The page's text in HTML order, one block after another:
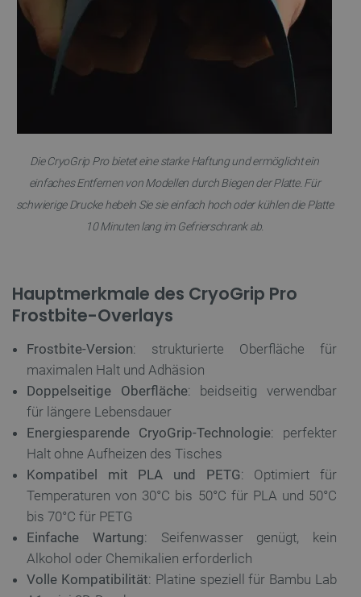
Die CryoGrip Pro bietet eine starke Haftung und ermöglicht ein
einfaches Entfernen von Modellen durch Biegen der Platte. Für
schwierige Drucke hebeln Sie sie einfach hoch oder kühlen die Platte
10 Minuten lang im Gefrierschrank ab.
Hauptmerkmale des CryoGrip Pro
Frostbite-Overlays
Frostbite-Version: strukturierte Oberfläche für
maximalen Halt und Adhäsion
Doppelseitige Oberfläche: beidseitig verwendbar
für längere Lebensdauer
Energiesparende CryoGrip-Technologie: perfekter
Halt ohne Aufheizen des Tisches
Kompatibel mit PLA und PETG: Optimiert für
Temperaturen von 30°C bis 50°C für PLA und 50°C
bis 70°C für PETG
Einfache Wartung: Seifenwasser genügt, kein
Alkohol oder Chemikalien erforderlich
Volle Kompatibilität: Platine speziell für Bambu Lab